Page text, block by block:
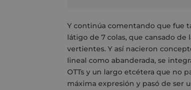
Y continúa comentando que fue
látigo de 7 colas, que cansado
vertientes. Y así nacieron
lineal como abanderada, se
OTTs y un largo etcétera que no
máxima expresión y pasó de ser